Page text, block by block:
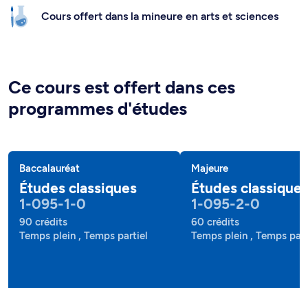
Cours offert dans la mineure en arts et sciences
Ce cours est offert dans ces
programmes d'études
Baccalauréat
Études classiques
1-095-1-0
90 crédits
Temps plein , Temps partiel
Majeure
Études classiques
1-095-2-0
60 crédits
Temps plein , Temps